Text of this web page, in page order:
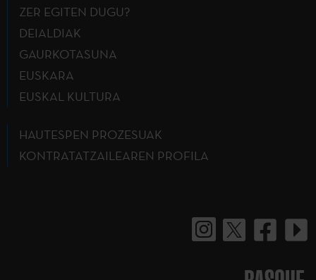
ZER EGITEN DUGU?
DEIALDIAK
GAURKOTASUNA
EUSKARA
EUSKAL KULTURA
HAUTESPEN PROZESUAK
KONTRATATZAILEAREN PROFILA